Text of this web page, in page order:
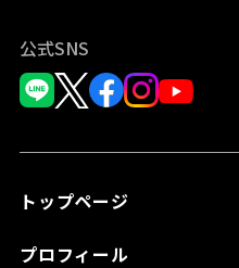
公式SNS
トップページ
プロフィール